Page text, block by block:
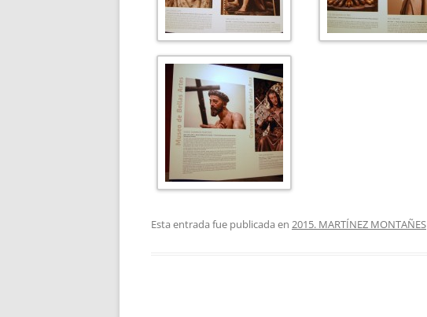
Esta entrada fue publicada en 2015. MARTÍNEZ MONTAÑES